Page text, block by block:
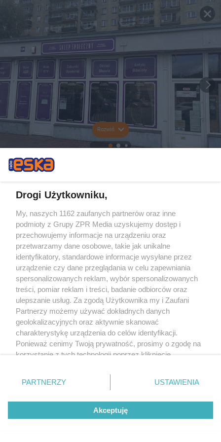
Rozwiń
Drogi Użytkowniku,
My, naszych 1162 zaufanych partnerów oraz inne
podmioty z Grupy ZPR Media uzyskujemy dostęp i
przechowujemy informacje na urządzeniu oraz
przetwarzamy dane osobowe, takie jak unikalne
identyfikatory, standardowe informacje wysyłane przez
urządzenie czy dane przeglądania w celu zapewniania
spersonalizowanych reklam, wybór spersonalizowanych
treści, pomiar reklam i treści, badanie odbiorców oraz
ulepszanie usług. Za zgodą Użytkownika my i Zaufani
Partnerzy możemy używać dokładnych danych
geolokalizacyjnych oraz aktywnie skanować
charakterystykę urządzenia do celów identyfikacji.
Ponieważ cenimy Twoją prywatność, prosimy o zgodę na
korzystanie z tych technologii poprzez kliknięcie
zmienić/wycofać klikając przycisk ustawień prywatności
znajdujący się w lewym dolnym rogu strony
rodzaje przetwarzania danych nie wymagają zgody
użytkownika, ale masz prawo sprzeciwić się takiemu
przetwarzaniu. Preferencje będą miały zastosowanie tylko
PARTNERZY USTAWIENIA
Akceptuję